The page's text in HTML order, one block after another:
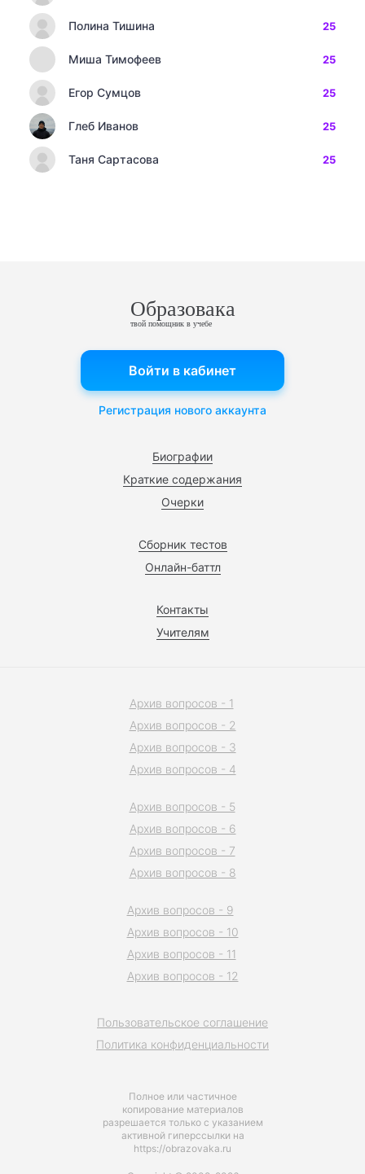
Полина Тишина 25
Миша Тимофеев 25
Егор Сумцов 25
Глеб Иванов 25
Таня Сартасова 25
Образовака
твой помощник в учебе
Биографии
Краткие содержания
Очерки
Сборник тестов
Онлайн-баттл
Контакты
Учителям
Войти в кабинет
Регистрация нового аккаунта
Полное или частичное
копирование материалов
разрешается только с указанием
активной гиперссылки на
https://obrazovaka.ru
Пользовательское соглашение
Политика конфиденциальности
Архив вопросов - 1
Архив вопросов - 2
Архив вопросов - 3
Архив вопросов - 4
Архив вопросов - 5
Архив вопросов - 6
Архив вопросов - 7
Архив вопросов - 8
Архив вопросов - 9
Архив вопросов - 10
Архив вопросов - 11
Архив вопросов - 12